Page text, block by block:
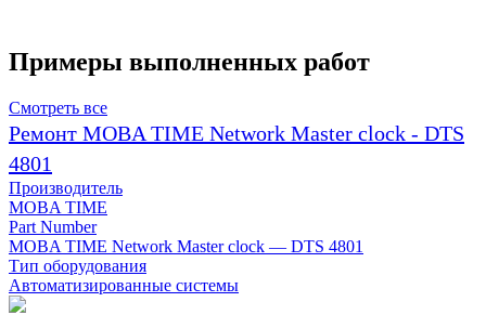
Примеры выполненных работ
Смотреть все
Ремонт MOBA TIME Network Master clock - DTS
4801
Производитель
MOBA TIME
Part Number
MOBA TIME Network Master clock — DTS 4801
Тип оборудования
Автоматизированные системы